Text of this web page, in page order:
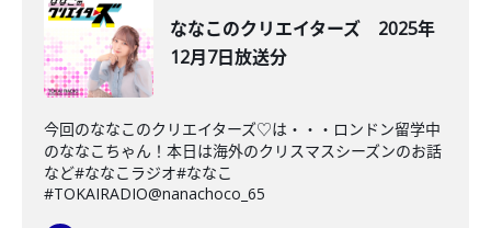
ななこのクリエイターズ 2025年
12月7日放送分
今回のななこのクリエイターズ♡は・・・ロンドン留学中
のななこちゃん！本日は海外のクリスマスシーズンのお話
など#ななこラジオ#ななこ
#TOKAIRADIO@nanachoco_65